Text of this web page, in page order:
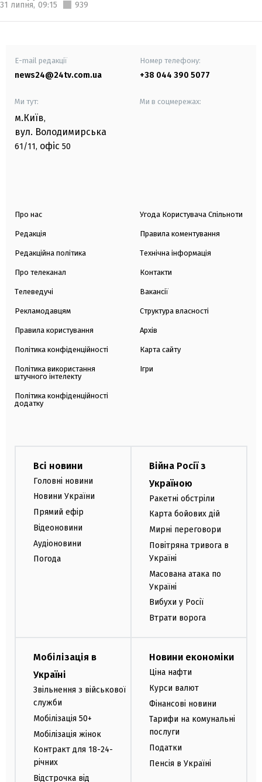
31 липня, 09:15 939
E-mail редакції
news24@24tv.com.ua
Номер телефону:
+38 044 390 5077
Ми тут:
м.Київ,
вул. Володимирська
61/11, офіс 50
Ми в соцмережах:
Про нас
Редакція
Редакційна політика
Про телеканал
Телеведучі
Рекламодавцям
Правила користування
Політика конфіденційності
Політика використання
штучного інтелекту
Політика конфіденційності
додатку
Угода Користувача Спільноти
Правила коментування
Технічна інформація
Контакти
Вакансії
Структура власності
Архів
Карта сайту
Ігри
Всі новини
Головні новини
Новини України
Прямий ефір
Відеоновини
Аудіоновини
Погода
Війна Росії з
Україною
Ракетні обстріли
Карта бойових дій
Мирні переговори
Повітряна тривога в
Україні
Масована атака по
Україні
Вибухи у Росії
Втрати ворога
Мобілізація в
Україні
Звільнення з військової
служби
Мобілізація 50+
Мобілізація жінок
Контракт для 18-24-
річних
Відстрочка від
Новини економіки
Ціна нафти
Курси валют
Фінансові новини
Тарифи на комунальні
послуги
Податки
Пенсія в Україні